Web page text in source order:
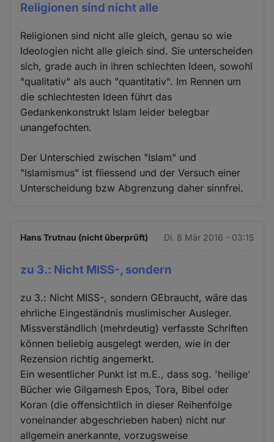
Religionen sind nicht alle
Religionen sind nicht alle gleich, genau so wie
Ideologien nicht alle gleich sind. Sie unterscheiden
sich, grade auch in ihren schlechten Ideen, sowohl
"qualitativ" als auch "quantitativ". Im Rennen um
die schlechtesten Ideen führt das
Gedankenkonstrukt Islam leider belegbar
unangefochten.
Der Unterschied zwischen "Islam" und
"Islamismus" ist fliessend und der Versuch einer
Unterscheidung bzw Abgrenzung daher sinnfrei.
Hans Trutnau (nicht überprüft) Di. 8 Mär 2016 - 03:15
zu 3.: Nicht MISS-, sondern
zu 3.: Nicht MISS-, sondern GEbraucht, wäre das
ehrliche Eingeständnis muslimischer Ausleger.
Missverständlich (mehrdeutig) verfasste Schriften
können beliebig ausgelegt werden, wie in der
Rezension richtig angemerkt.
Ein wesentlicher Punkt ist m.E., dass sog. 'heilige'
Bücher wie Gilgamesh Epos, Tora, Bibel oder
Koran (die offensichtlich in dieser Reihenfolge
voneinander abgeschrieben haben) nicht nur
allgemein anerkannte, vorzugsweise